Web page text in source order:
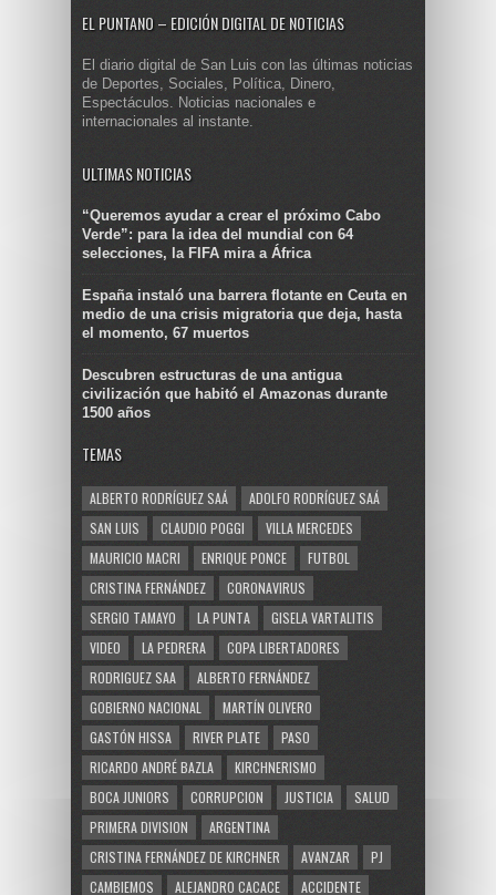
EL PUNTANO – EDICIÓN DIGITAL DE NOTICIAS
El diario digital de San Luis con las últimas noticias
de Deportes, Sociales, Política, Dinero,
Espectáculos. Noticias nacionales e
internacionales al instante.
ULTIMAS NOTICIAS
“Queremos ayudar a crear el próximo Cabo
Verde”: para la idea del mundial con 64
selecciones, la FIFA mira a África
España instaló una barrera flotante en Ceuta en
medio de una crisis migratoria que deja, hasta
el momento, 67 muertos
Descubren estructuras de una antigua
civilización que habitó el Amazonas durante
1500 años
TEMAS
ALBERTO RODRÍGUEZ SAÁ
ADOLFO RODRÍGUEZ SAÁ
SAN LUIS
CLAUDIO POGGI
VILLA MERCEDES
MAURICIO MACRI
ENRIQUE PONCE
FUTBOL
CRISTINA FERNÁNDEZ
CORONAVIRUS
SERGIO TAMAYO
LA PUNTA
GISELA VARTALITIS
VIDEO
LA PEDRERA
COPA LIBERTADORES
RODRIGUEZ SAA
ALBERTO FERNÁNDEZ
GOBIERNO NACIONAL
MARTÍN OLIVERO
GASTÓN HISSA
RIVER PLATE
PASO
RICARDO ANDRÉ BAZLA
KIRCHNERISMO
BOCA JUNIORS
CORRUPCION JUSTICIA
SALUD
PRIMERA DIVISION
ARGENTINA
CRISTINA FERNÁNDEZ DE KIRCHNER
AVANZAR
PJ
CAMBIEMOS
ALEJANDRO CACACE ACCIDENTE